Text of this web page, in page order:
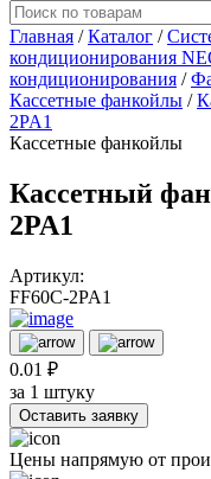
Главная / Каталог /
кондиционирования
кондиционирования /
Кассетные фанкойлы /
2PA1
Кассетные фанкойлы
Кассетный
2PA1
Артикул:
FF60C-2PA1
0.01 ₽
за 1 штуку
Оставить заявку
Цены напрямую от